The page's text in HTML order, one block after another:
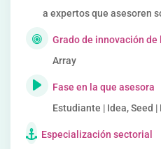
a expertos que asesoren
Grado de innovación
Array
Fase en la que asesora
Estudiante | Idea, Seed
Especialización sectorial